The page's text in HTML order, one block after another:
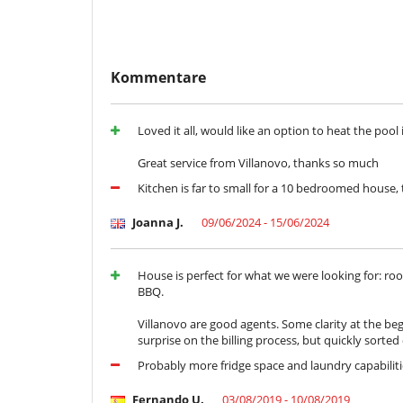
Hochstuhl (auf Anfrage)
Feuer- / Rauchmelder verbinden sich mit der Zentrale
24-Stunden-Ruf auf der zentralen Rezeption
Billardtisch
Bar mit Sitzbereich
Massagen Zimmer
Küche: Mixer, Mikrowelle, Toaster, Gasherd mit 6
Geschirrspüler, Doppelkühlschrank.
Jacuzzi (bei 36 ° C gegen Aufpreis erhitzt -350 € pro
12 Autostellplätze im Freien
Essen im Freien
Kommentare
Loved it all, would like an option to heat the pool
Great service from Villanovo, thanks so much
Kitchen is far to small for a 10 bedroomed
Joanna J. 09/06/2024 - 15/06/2024
House is perfect for what we were looking for:
BBQ.
Villanovo are good agents. Some clarity at the
surprise on the billing process, but quickly
Probably more fridge space and laundry
Fernando U. 03/08/2019 - 10/08/2019